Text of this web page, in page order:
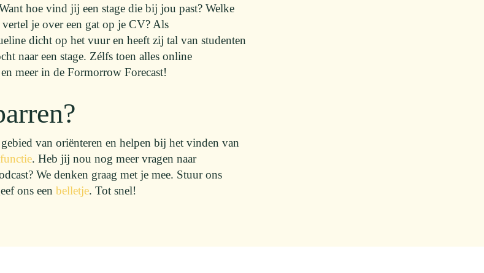
hoe vind jij een stage die bij jou past? Welke
je over een gat op je CV? Als
dicht op het vuur en heeft zij tal van studenten
naar een stage. Zélfs toen alles online
meer in de Formorrow Forecast!
van oriënteren en helpen bij het vinden van
. Heb jij nou nog meer vragen naar
We denken graag met je mee. Stuur ons
ons eenbelletje. Tot snel!